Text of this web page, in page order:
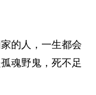
的人，一生都会
魂野鬼，死不足